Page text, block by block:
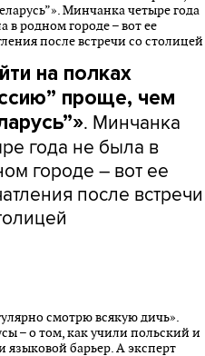
на полках
проще, чем
. Минчанка
года не была в
городе – вот ее
после встречи